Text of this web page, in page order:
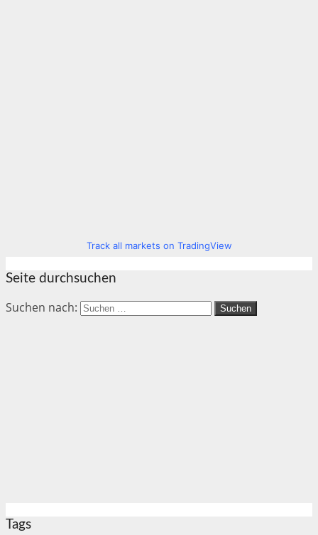
Track all markets on TradingView
Seite durchsuchen
Suchen nach:
Tags